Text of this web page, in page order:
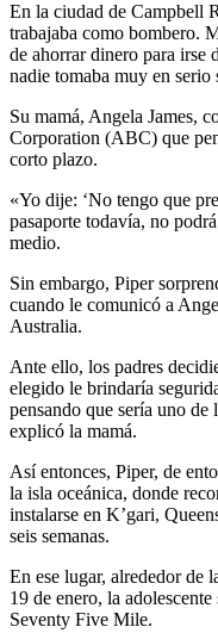
En la ciudad de Campbell
trabajaba como bombero.
de ahorrar dinero para irse
nadie tomaba muy en serio
Su mamá, Angela James,
Corporation (ABC) que
corto plazo.
«Yo dije: ‘No tengo que
pasaporte todavía, no
medio.
Sin embargo, Piper
cuando le comunicó a
Australia.
Ante ello, los padres
elegido le brindaría
pensando que sería uno de
explicó la mamá.
Así entonces, Piper, de
la isla oceánica, donde
instalarse en K’gari,
seis semanas.
En ese lugar, alrededor de
19 de enero, la
Seventy Five Mile.